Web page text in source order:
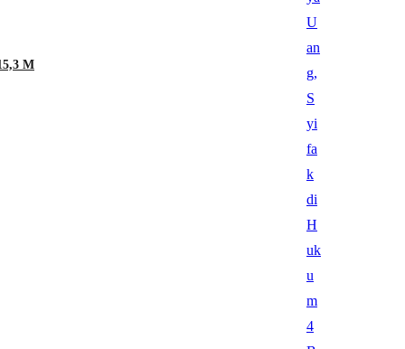
M
Hukum
Tak Punya Uang,